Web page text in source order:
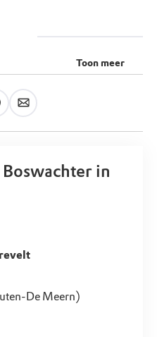
Toon meer
in
De Meern)